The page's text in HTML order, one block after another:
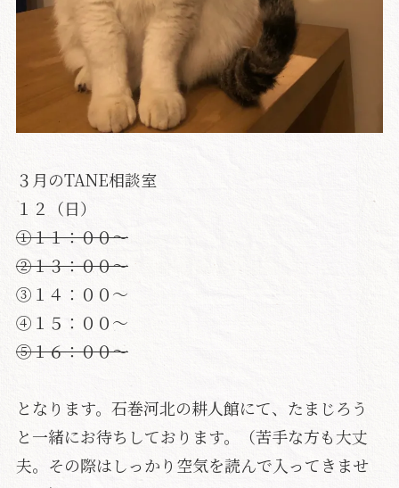
３月のTANE相談室
１２（日）
①１１：００〜
②１３：００〜
③１４：００〜
④１５：００〜
⑤１６：００〜
となります。石巻河北の耕人館にて、たまじろう
と一緒にお待ちしております。（苦手な方も大丈
夫。その際はしっかり空気を読んで入ってきませ